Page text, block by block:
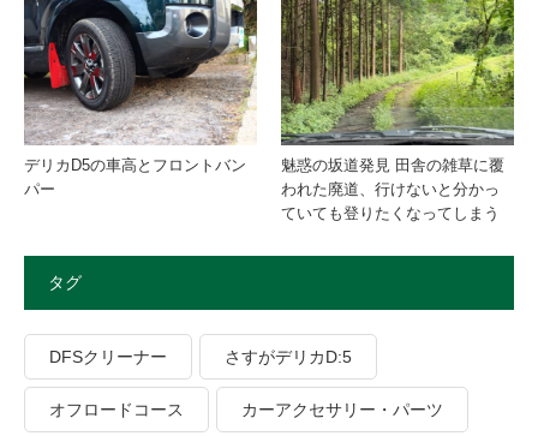
デリカD5の車高とフロントバン
パー
魅惑の坂道発見 田舎の雑草に覆
われた廃道、行けないと分かっ
ていても登りたくなってしまう
タグ
DFSクリーナー さすがデリカD:5
オフロードコース カーアクセサリー・パーツ